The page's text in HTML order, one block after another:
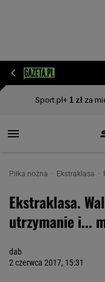
Piłka nożna Ekstraklasa
Ekstraklasa.
utrzymanie i...
dab
2 czerwca 2017, 15:31